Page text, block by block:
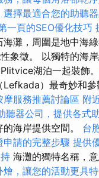
選擇最適合您的助聽
一頁的SEO優化技巧
灘，周圍是地中海
象徵。 以獨特的海
湖泊一起裝飾。
Lefkada）最奇妙和
摩服務推薦討論區 附
聽器公司，提供各式
海岸提供空間。 台
申請的完整步驟 提供
海灘的獨特名稱，
燴，讓您的活動更具